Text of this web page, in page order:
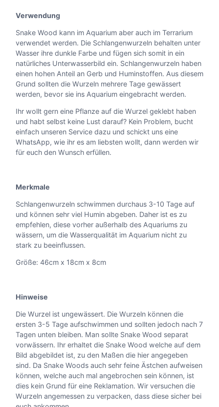
Verwendung
Snake Wood kann im Aquarium aber auch im Terrarium
verwendet werden. Die Schlangenwurzeln behalten unter
Wasser ihre dunkle Farbe und fügen sich somit in ein
natürliches Unterwasserbild ein. Schlangenwurzeln haben
einen hohen Anteil an Gerb und Huminstoffen. Aus diesem
Grund sollten die Wurzeln mehrere Tage gewässert
werden, bevor sie ins Aquarium eingebracht werden.
Ihr wollt gern eine Pflanze auf die Wurzel geklebt haben
und habt selbst keine Lust darauf? Kein Problem, bucht
einfach unseren Service dazu und schickt uns eine
WhatsApp, wie ihr es am liebsten wollt, dann werden wir
für euch den Wunsch erfüllen.
Merkmale
Schlangenwurzeln schwimmen durchaus 3-10 Tage auf
und können sehr viel Humin abgeben. Daher ist es zu
empfehlen, diese vorher außerhalb des Aquariums zu
wässern, um die Wasserqualität im Aquarium nicht zu
stark zu beeinflussen.
Größe: 46cm x 18cm x 8cm
Hinweise
Die Wurzel ist ungewässert. Die Wurzeln können die
ersten 3-5 Tage aufschwimmen und sollten jedoch nach 7
Tagen unten bleiben. Man sollte Snake Wood separat
vorwässern. Ihr erhaltet die Snake Wood welche auf dem
Bild abgebildet ist, zu den Maßen die hier angegeben
sind. Da Snake Woods auch sehr feine Ästchen aufweisen
können, welche auch mal angebrochen sein können, ist
dies kein Grund für eine Reklamation. Wir versuchen die
Wurzeln angemessen zu verpacken, dass diese sicher bei